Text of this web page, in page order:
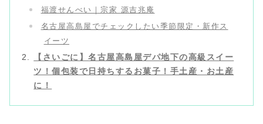
福渡せんべい｜宗家 源吉兆庵
名古屋高島屋でチェックしたい季節限定・新作ス
イーツ
【さいごに】名古屋高島屋デパ地下の高級スイー
ツ！個包装で日持ちするお菓子！手土産・お土産
に！